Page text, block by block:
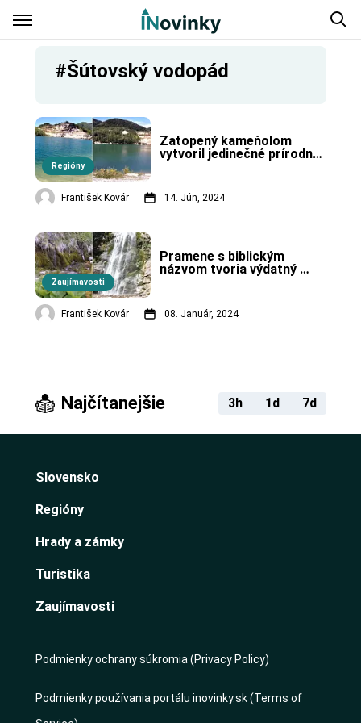
#Šútovský vodopád
Regióny
Zatopený kameňolom
vytvoril jedinečné prírodné
František Kovár 14. Jún, 2024
Zaujímavosti
Pramene s biblickým
názvom tvoria výdatný
Slovensku.
František Kovár 08. Január, 2024
Najčítanejšie 3h 1d 7d
Slovensko
Regióny
Hrady a zámky
Turistika
Zaujímavosti
Podmienky ochrany súkromia (Privacy Policy)
Podmienky používania portálu inovinky.sk (Terms of